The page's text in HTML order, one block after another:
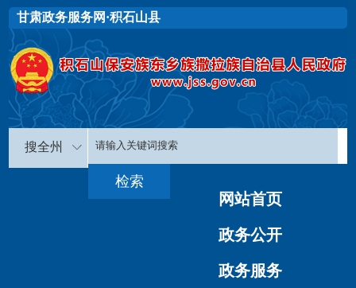
甘肃政务服务网·积石山县
搜全州
网站首页
政务公开
政务服务